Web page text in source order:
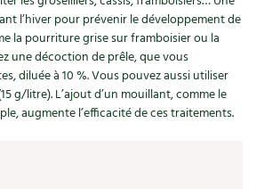
au naturel
l’hiver pour prévenir le développement de
la pourriture grise sur framboisier ou la
une décoction de prêle, que vous
diluée à 10 %. Vous pouvez aussi utiliser
g/litre). L’ajout d’un mouillant, comme le
augmente l’efficacité de ces traitements.